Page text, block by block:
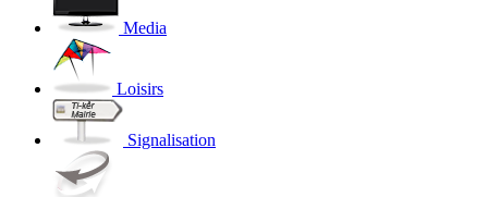
Media
Loisirs
Signalisation